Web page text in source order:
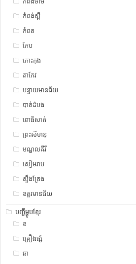
កំពង់ស្ពឺ
កំពត
កែប
កោះកុង
តាកែវ
បន្ទាយមានជ័យ
បាត់ដំបង
ពោធិសាត់
ព្រះសីហនុ
មណ្ឌលគីរី
សៀមរាប
ស្ទឹង​​ត្រែង
ឧត្ដរមានជ័យ
បញ្ជីម្ហូបខ្មែរ
ខ
គ្រឿងផ្សំ
ឆា